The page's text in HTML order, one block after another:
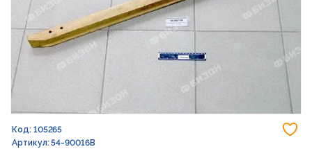
Код: 105265
Артикул: 54-90016В